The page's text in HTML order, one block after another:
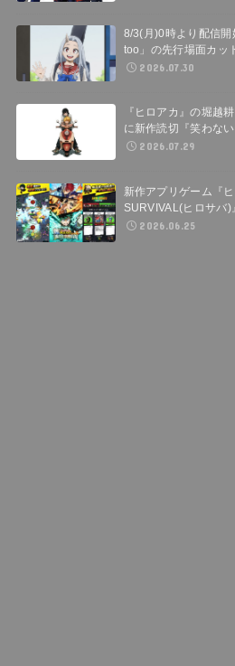
8/3(月)0時より配信
too」の先行場面カッ
2026.07.30
『ヒロアカ』の堀越
に新作読切『笑わな
2026.07.29
新作アプリゲーム『
SURVIVAL(ヒロサバ)
2026.06.25